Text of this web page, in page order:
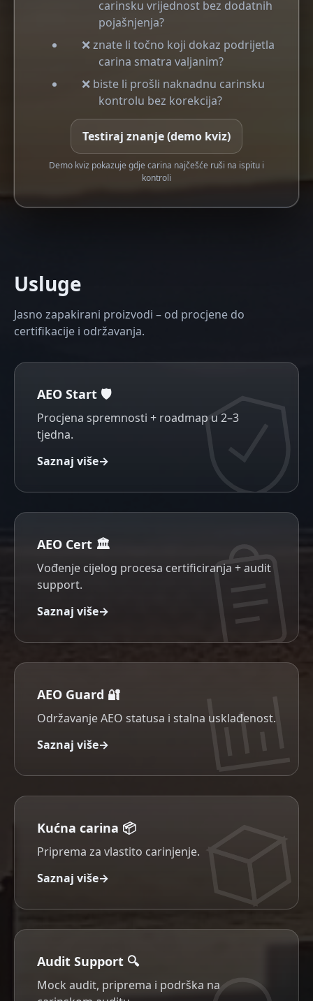
carinsku vrijednost bez dodatnih
pojašnjenja?
❌ znate li točno koji dokaz podrijetla
carina smatra valjanim?
❌ biste li prošli naknadnu carinsku
kontrolu bez korekcija?
Testiraj znanje (demo kviz)
Demo kviz pokazuje gdje carina najčešće ruši na ispitu i
kontroli
Usluge
Jasno zapakirani proizvodi – od procjene do
certifikacije i održavanja.
AEO Start 🛡️
Procjena spremnosti + roadmap u 2–3
tjedna.
Saznaj više→
AEO Cert 🏛️
Vođenje cijelog procesa certificiranja + audit
support.
Saznaj više→
AEO Guard 🔐️
Održavanje AEO statusa i stalna usklađenost.
Saznaj više→
Kućna carina 📦️
Priprema za vlastito carinjenje.
Saznaj više→
Audit Support 🔍
Mock audit, priprema i podrška na